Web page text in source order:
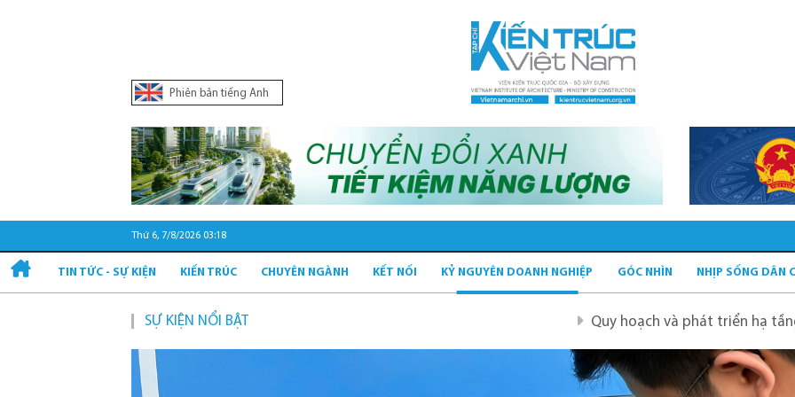
Phiên bản tiếng Anh
Thứ 6, 7/8/2026 03:18
TIN TỨC - SỰ KIỆN KIẾN TRÚC CHUYÊN NGÀNH KẾT NỐI KỶ NGUYÊN DOANH NGHIỆP GÓC NHÌN NHỊP SỐNG DÂN
SỰ KIỆN NỔI BẬT Quy hoạch và phát triển hạ tầng giao thông